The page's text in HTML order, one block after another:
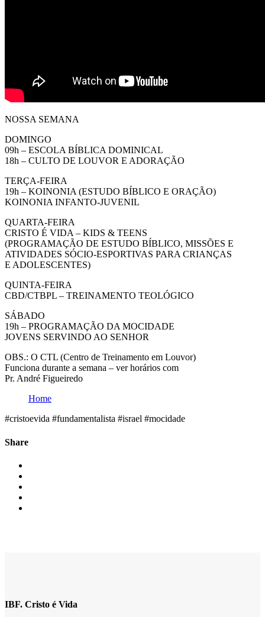
NOSSA SEMANA
DOMINGO
09h – ESCOLA BÍBLICA DOMINICAL
18h – CULTO DE LOUVOR E ADORAÇÃO
TERÇA-FEIRA
19h – KOINONIA (ESTUDO BÍBLICO E ORAÇÃO)
KOINONIA INFANTO-JUVENIL
QUARTA-FEIRA
CRISTO É VIDA – KIDS & TEENS
(PROGRAMAÇÃO DE ESTUDO BÍBLICO, MISSÕES E
ATIVIDADES SÓCIO-ESPORTIVAS PARA CRIANÇAS
E ADOLESCENTES)
QUINTA-FEIRA
CBD/CTBPL – TREINAMENTO TEOLÓGICO
SÁBADO
19h – PROGRAMAÇÃO DA MOCIDADE
JOVENS SERVINDO AO SENHOR
OBS.: O CTL (Centro de Treinamento em Louvor)
Funciona durante a semana – ver horários com
Pr. André Figueiredo
Home
#cristoevida #fundamentalista #israel #mocidade
Share
IBF. Cristo é Vida